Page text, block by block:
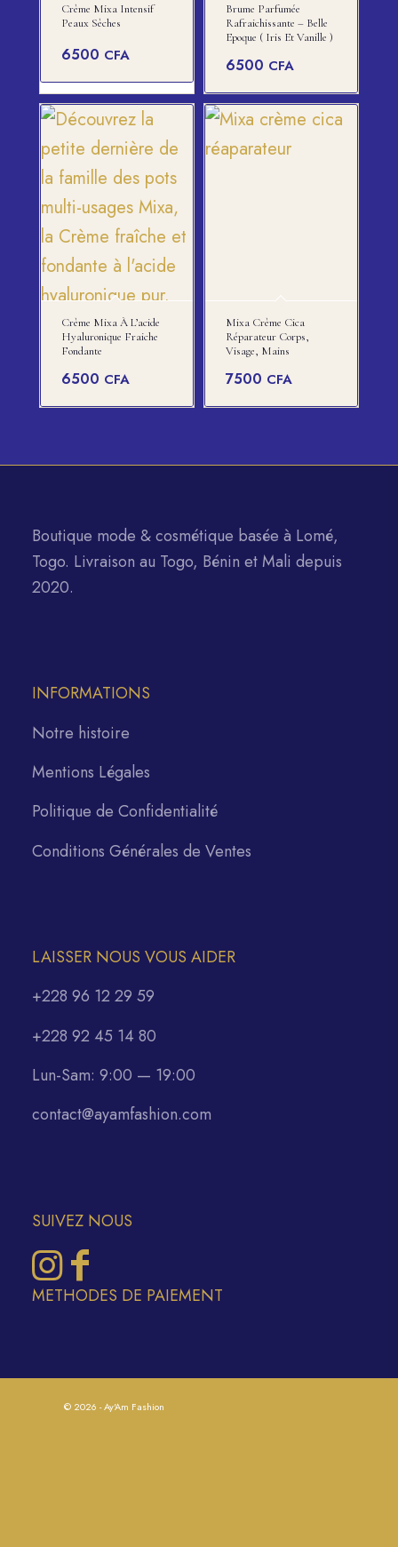
Crème Mixa Intensif
Peaux Sèches
6500 CFA
Brume Parfumée
Rafraichissante – Belle
Epoque ( Iris Et Vanille )
6500 CFA
Crème Mixa À L’acide
Hyaluronique Fraiche
Fondante
6500 CFA
Mixa Crème Cica
Réparateur Corps,
Visage, Mains
7500 CFA
Boutique mode & cosmétique basée à Lomé,
Togo. Livraison au Togo, Bénin et Mali depuis
2020.
INFORMATIONS
Notre histoire
Mentions Légales
Politique de Confidentialité
Conditions Générales de Ventes
LAISSER NOUS VOUS AIDER
+228 96 12 29 59
+228 92 45 14 80
Lun-Sam: 9:00 — 19:00
contact@ayamfashion.com
SUIVEZ NOUS
METHODES DE PAIEMENT
© 2026 - Ay'Am Fashion